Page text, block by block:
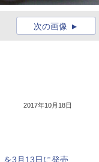
次の画像
2017年10月18日
を3月13日に発売